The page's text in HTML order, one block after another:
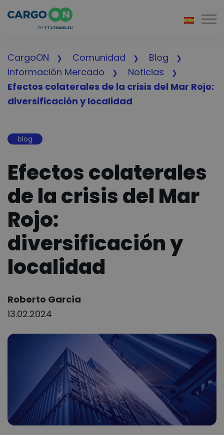
CargoON Comunidad
Blog
Información Mercado
Noticias
Efectos colaterales de la crisis del Mar Rojo:
diversificación y localidad
blog
Efectos colaterales
de la crisis del Mar
Rojo:
diversificación y
localidad
Author:
Roberto García
13.02.2024